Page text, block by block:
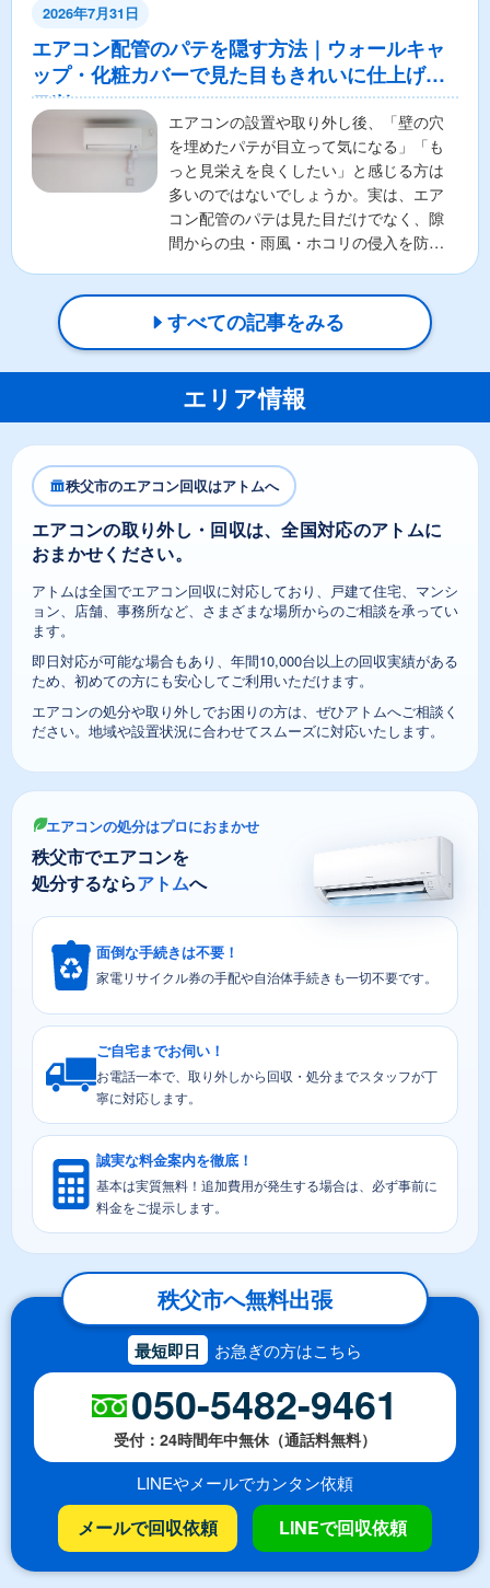
2026年7月31日
エアコン配管のパテを隠す方法｜ウォールキャ
ップ・化粧カバーで見た目もきれいに仕上げる
コツ
エアコンの設置や取り外し後、「壁の穴
を埋めたパテが目立って気になる」「も
っと見栄えを良くしたい」と感じる方は
多いのではないでしょうか。実は、エア
コン配管のパテは見た目だけでなく、隙
間からの虫・雨風・ホコリの侵入を防ぐ
すべての記事をみる
エリア情報
秩父市のエアコン回収はアトムへ
エアコンの取り外し・回収は、全国対応のアトムに
おまかせください。
アトムは全国でエアコン回収に対応しており、戸建て住宅、マンシ
ョン、店舗、事務所など、さまざまな場所からのご相談を承ってい
ます。
即日対応が可能な場合もあり、年間10,000台以上の回収実績がある
ため、初めての方にも安心してご利用いただけます。
エアコンの処分や取り外しでお困りの方は、ぜひアトムへご相談く
ださい。地域や設置状況に合わせてスムーズに対応いたします。
エアコンの処分はプロにおまかせ
秩父市でエアコンを
処分するならアトムへ
面倒な手続きは不要！
家電リサイクル券の手配や自治体手続きも一切不要です。
ご自宅までお伺い！
お電話一本で、取り外しから回収・処分までスタッフが丁
寧に対応します。
誠実な料金案内を徹底！
基本は実質無料！追加費用が発生する場合は、必ず事前に
料金をご提示します。
秩父市へ無料出張
最短即日 お急ぎの方はこちら
050-5482-9461
受付：24時間年中無休（通話料無料）
LINEやメールでカンタン依頼
メールで回収依頼 LINEで回収依頼